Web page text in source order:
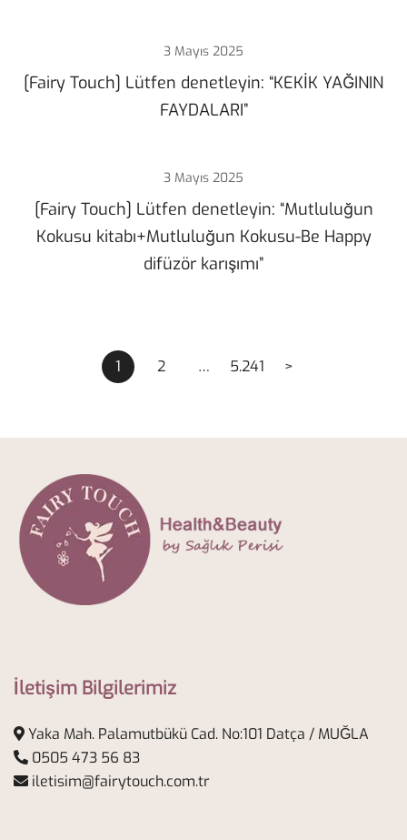
3 Mayıs 2025
[Fairy Touch] Lütfen denetleyin: “KEKİK YAĞININ
FAYDALARI”
3 Mayıs 2025
[Fairy Touch] Lütfen denetleyin: “Mutluluğun
Kokusu kitabı+Mutluluğun Kokusu-Be Happy
difüzör karışımı”
1 2 … 5.241 >
İletişim Bilgilerimiz
Yaka Mah. Palamutbükü Cad. No:101 Datça / MUĞLA
0505 473 56 83
iletisim@fairytouch.com.tr